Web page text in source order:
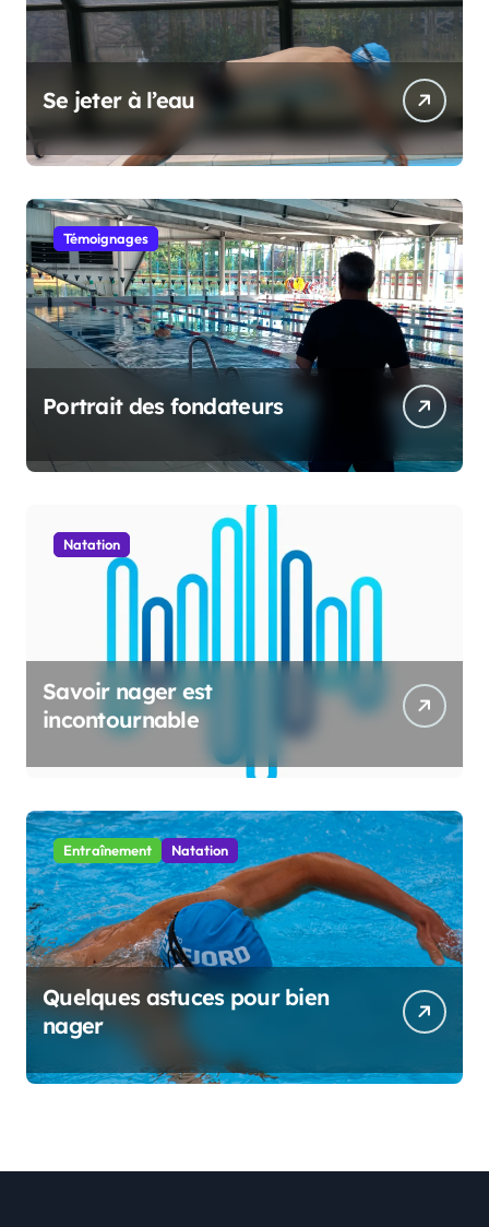
Se jeter à l’eau
Témoignages
Portrait des fondateurs
Natation
Savoir nager est
incontournable
Entraînement Natation
Quelques astuces pour bien
nager